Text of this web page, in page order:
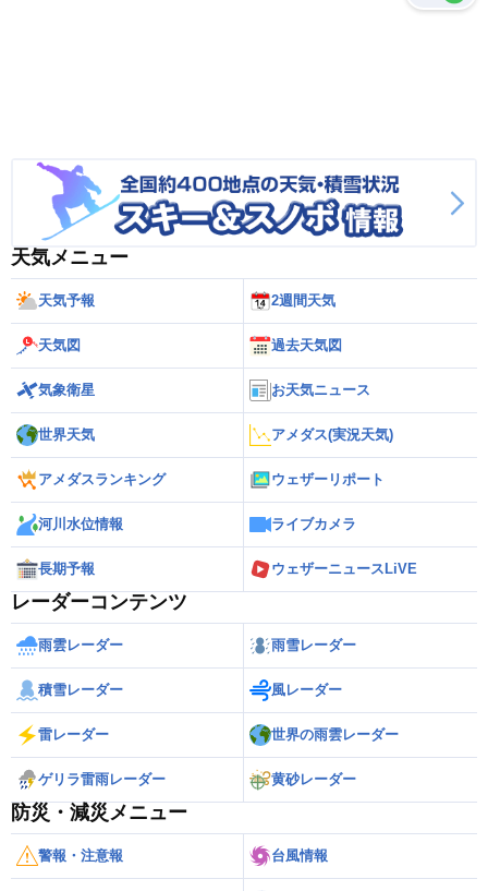
天気メニュー
天気予報 2週間天気
天気図 過去天気図
気象衛星 お天気ニュース
世界天気 アメダス(実況天気)
アメダスランキング ウェザーリポート
河川水位情報 ライブカメラ
長期予報 ウェザーニュースLiVE
レーダーコンテンツ
雨雲レーダー 雨雪レーダー
積雪レーダー 風レーダー
雷レーダー 世界の雨雲レーダー
ゲリラ雷雨レーダー 黄砂レーダー
防災・減災メニュー
警報・注意報 台風情報